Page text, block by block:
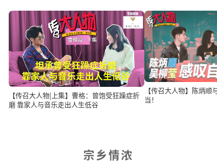
【传召大人物|上集】曹格：曾饱受狂躁症折
磨 靠家人与音乐走出人生低谷
【传召大人物】陈炳
当！
宗乡情浓